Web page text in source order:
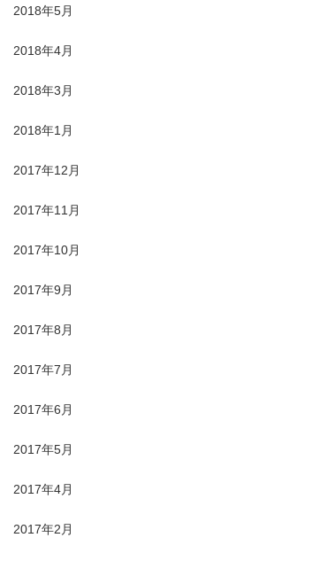
2018年5月
2018年4月
2018年3月
2018年1月
2017年12月
2017年11月
2017年10月
2017年9月
2017年8月
2017年7月
2017年6月
2017年5月
2017年4月
2017年2月